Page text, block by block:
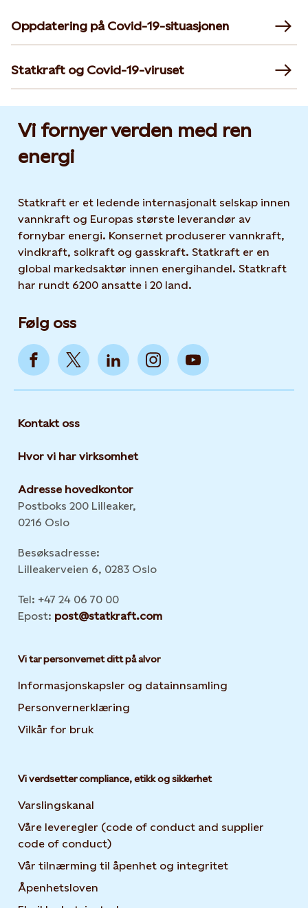
Oppdatering på Covid-19-situasjonen
Statkraft og Covid-19-viruset
Vi fornyer verden med ren
energi
Statkraft er et ledende internasjonalt selskap innen
vannkraft og Europas største leverandør av
fornybar energi. Konsernet produserer vannkraft,
vindkraft, solkraft og gasskraft. Statkraft er en
global markedsaktør innen energihandel. Statkraft
har rundt 6200 ansatte i 20 land.
Følg oss
Kontakt oss
Hvor vi har virksomhet
Adresse hovedkontor
Postboks 200 Lilleaker,
0216 Oslo
Besøksadresse:
Lilleakerveien 6, 0283 Oslo
Tel: +47 24 06 70 00
Epost: post@statkraft.com
Vi tar personvernet ditt på alvor
Informasjonskapsler og datainnsamling
Personvernerklæring
Vilkår for bruk
Vi verdsetter compliance, etikk og sikkerhet
Varslingskanal
Våre leveregler (code of conduct and supplier
code of conduct)
Vår tilnærming til åpenhet og integritet
Åpenhetsloven